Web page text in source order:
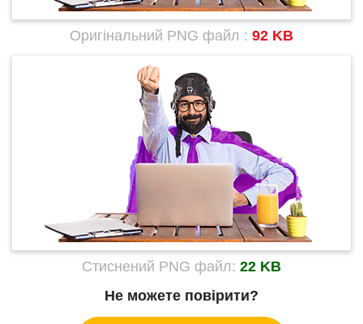
Оригінальний PNG файл : 92 KB
Стиснений PNG файл: 22 KB
Не можете повірити?